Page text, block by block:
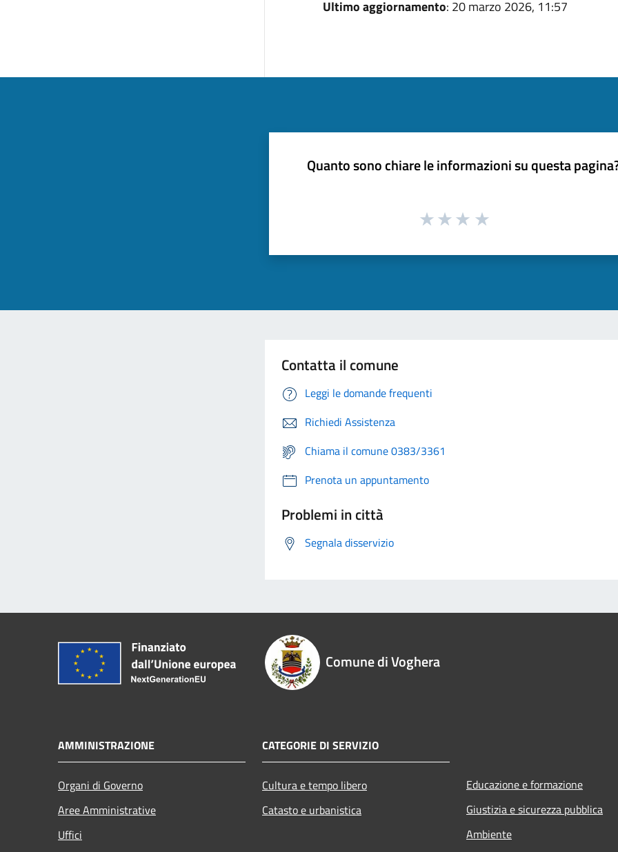
Ultimo aggiornamento: 20 marzo 2026, 11:57
Quanto sono chiare le informazioni su questa
Contatta il comune
Leggi le domande frequenti
Richiedi Assistenza
Chiama il comune 0383/3361
Prenota un appuntamento
Problemi in città
Segnala disservizio
Comune di Voghera
AMMINISTRAZIONE
Organi di Governo
Aree Amministrative
Uffici
CATEGORIE DI SERVIZIO
Cultura e tempo libero
Catasto e urbanistica
Educazione e formazione
Giustizia e sicurezza pubblica
Ambiente